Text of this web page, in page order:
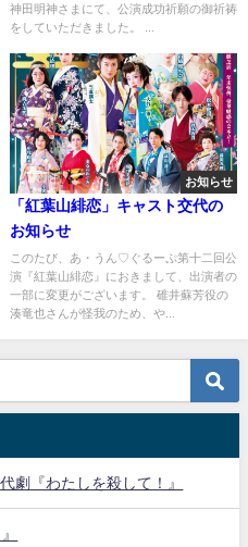
神田明神さまにて、公演成功祈願の御祈祷
をしていただきました。 ...
お知らせ
「紅葉山緋恋」キャスト交代の
お知らせ
このたび、あ・うん♡ぐるーぷ第十二回公
演『紅葉山緋恋』におきまして、出演者の
一部に変更がございます。 碓井蘇芳役の
湊竜也さんが怪我のため、や...
『わたしを殺して！』